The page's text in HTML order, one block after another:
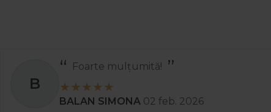
B
Foarte mulțumită!
BALAN SIMONA 02 feb. 2026